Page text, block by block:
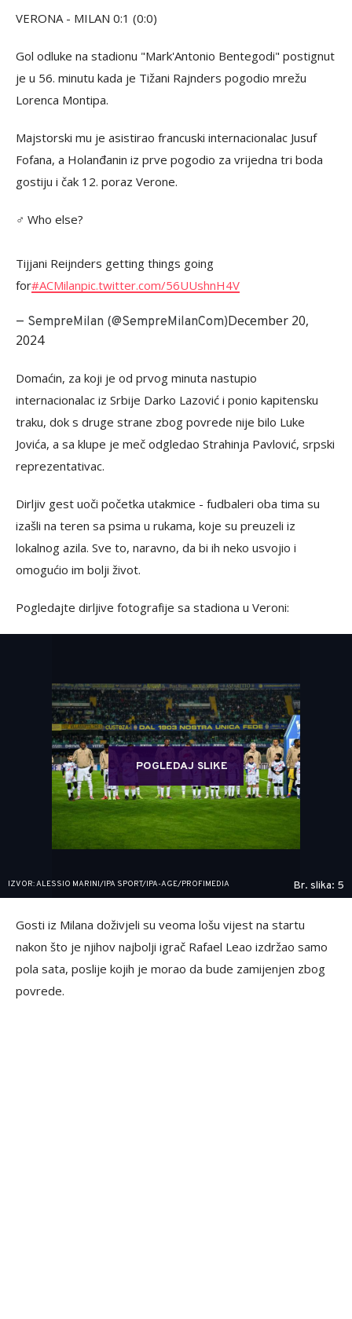
VERONA - MILAN 0:1 (0:0)
Gol odluke na stadionu "Mark'Antonio Bentegodi" postignut
je u 56. minutu kada je Tižani Rajnders pogodio mrežu
Lorenca Montipa.
Majstorski mu je asistirao francuski internacionalac Jusuf
Fofana, a Holanđanin iz prve pogodio za vrijedna tri boda
gostiju i čak 12. poraz Verone.
‍♂️ Who else?
Tijjani Reijnders getting things going
for#ACMilanpic.twitter.com/56UUshnH4V
— SempreMilan (@SempreMilanCom)December 20,
2024
Domaćin, za koji je od prvog minuta nastupio
internacionalac iz Srbije Darko Lazović i ponio kapitensku
traku, dok s druge strane zbog povrede nije bilo Luke
Jovića, a sa klupe je meč odgledao Strahinja Pavlović, srpski
reprezentativac.
Dirljiv gest uoči početka utakmice - fudbaleri oba tima su
izašli na teren sa psima u rukama, koje su preuzeli iz
lokalnog azila. Sve to, naravno, da bi ih neko usvojio i
omogućio im bolji život.
Pogledajte dirljive fotografije sa stadiona u Veroni:
POGLEDAJ SLIKE
IZVOR: ALESSIO MARINI/IPA SPORT/IPA-AGE/PROFIMEDIA Br. slika: 5
Gosti iz Milana doživjeli su veoma lošu vijest na startu
nakon što je njihov najbolji igrač Rafael Leao izdržao samo
pola sata, poslije kojih je morao da bude zamijenjen zbog
povrede.